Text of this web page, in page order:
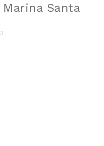
Santa